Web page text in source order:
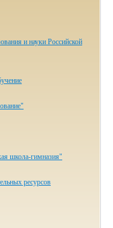
и науки Российской
школа-гимназия"
ресурсов